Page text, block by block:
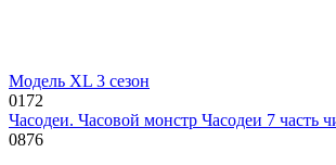
Модель XL 3 сезон
0172
Часодеи. Часовой монстр Часодеи 7 часть
0876